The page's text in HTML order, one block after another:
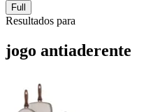
Full
Resultados para
jogo antiaderente